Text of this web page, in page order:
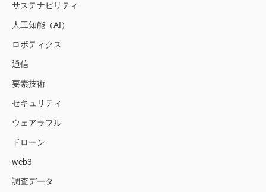
サステナビリティ
人工知能（AI）
ロボティクス
通信
要素技術
セキュリティ
ウェアラブル
ドローン
web3
調査データ